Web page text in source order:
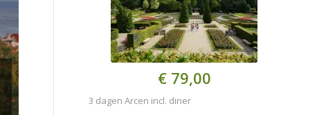
€ 79,00
3 dagen Arcen incl. diner